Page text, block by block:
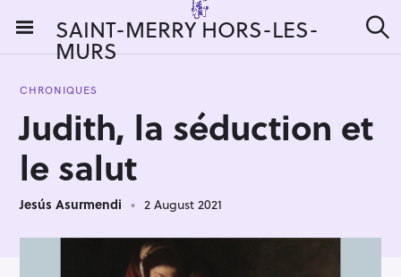
i
SAINT-MERRY HORS-LES-
MURS e
CHRONIQUES
Judith, la séduction et
le salut
Jesús Asurmendi 2 August 2021